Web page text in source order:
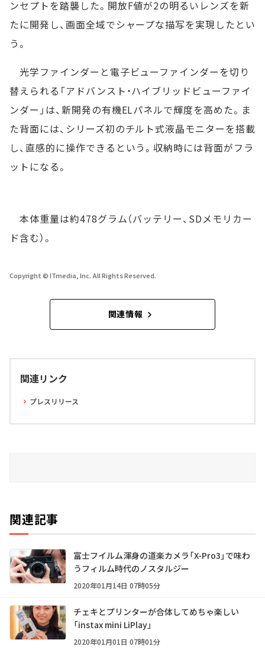
ンセプトを踏襲した。開放F値が2の明るいレンズを新
たに開発し、画面全域でシャープな描写を実現したとい
う。
光学ファインダーと電子ビューファインダーを切り
替えられる「アドバンスト・ハイブリッドビューファイ
ンダー」は、新開発の有機ELパネルで輝度を高めた。ま
た背面には、シリーズ初のチルト式液晶モニターを搭載
し、直感的に操作できるという。収納時には背面がフラ
ットになる。
本体重量は約478グラム（バッテリー、SDメモリカー
ド含む）。
Copyright © ITmedia, Inc. All Rights Reserved.
関連情報
関連リンク
プレスリリース
関連記事
富士フイルム渾身の道楽カメラ「X-Pro3」で味わ
うフィルム時代のノスタルジー
2020年01月14日 07時05分
チェキとプリンターが合体してめちゃ楽しい
「instax mini LiPlay」
2020年01月01日 07時01分